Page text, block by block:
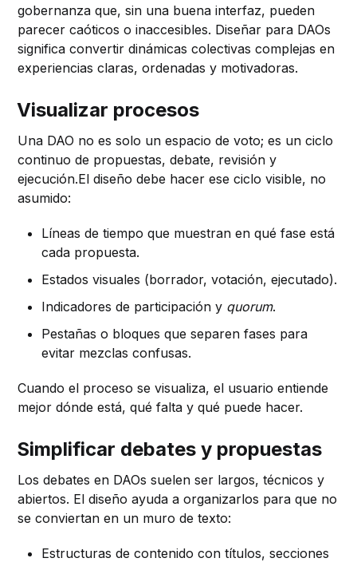
gobernanza que, sin una buena interfaz, pueden
parecer caóticos o inaccesibles. Diseñar para DAOs
significa convertir dinámicas colectivas complejas en
experiencias claras, ordenadas y motivadoras.
Visualizar procesos
Una DAO no es solo un espacio de voto; es un ciclo
continuo de propuestas, debate, revisión y
ejecución.El diseño debe hacer ese ciclo visible, no
asumido:
Líneas de tiempo que muestran en qué fase está
cada propuesta.
Estados visuales (borrador, votación, ejecutado).
Indicadores de participación y quorum.
Pestañas o bloques que separen fases para
evitar mezclas confusas.
Cuando el proceso se visualiza, el usuario entiende
mejor dónde está, qué falta y qué puede hacer.
Simplificar debates y propuestas
Los debates en DAOs suelen ser largos, técnicos y
abiertos. El diseño ayuda a organizarlos para que no
se conviertan en un muro de texto:
Estructuras de contenido con títulos, secciones